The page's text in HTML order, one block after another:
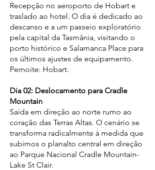
Recepção no aeroporto de Hobart e
traslado ao hotel. O dia é dedicado ao
descanso e a um passeio exploratório
pela capital da Tasmânia, visitando o
porto histórico e Salamanca Place para
os últimos ajustes de equipamento.
Pernoite: Hobart.
Dia 02: Deslocamento para Cradle
Mountain
Saída em direção ao norte rumo ao
coração das Terras Altas. O cenário se
transforma radicalmente à medida que
subimos o planalto central em direção
ao Parque Nacional Cradle Mountain-
Lake St Clair.